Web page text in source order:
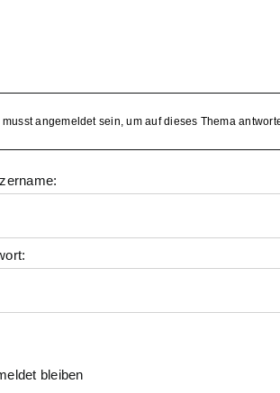
musst angemeldet sein, um auf dieses Thema
bleiben